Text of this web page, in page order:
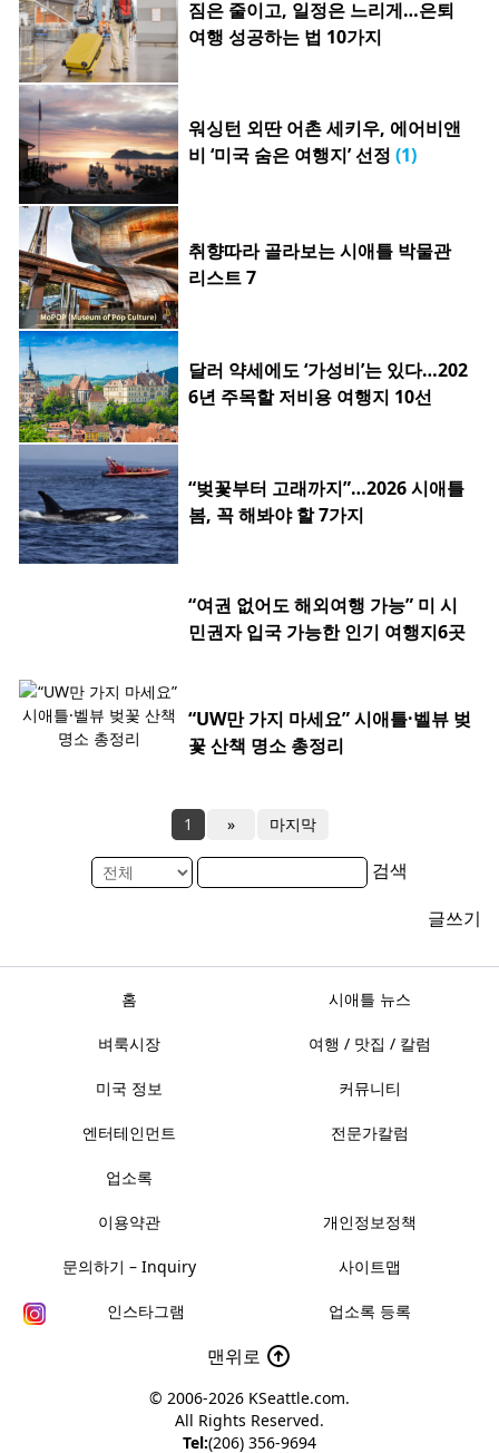
짐은 줄이고, 일정은 느리게…은퇴
여행 성공하는 법 10가지
워싱턴 외딴 어촌 세키우, 에어비앤
비 ‘미국 숨은 여행지’ 선정 (1)
취향따라 골라보는 시애틀 박물관
리스트 7
달러 약세에도 ‘가성비’는 있다…202
6년 주목할 저비용 여행지 10선
“벚꽃부터 고래까지”…2026 시애틀
봄, 꼭 해봐야 할 7가지
“여권 없어도 해외여행 가능” 미 시
민권자 입국 가능한 인기 여행지6곳
“UW만 가지 마세요” 시애틀·벨뷰 벚
꽃 산책 명소 총정리
1 » 마지막
검색
글쓰기
홈 시애틀 뉴스
벼룩시장 여행 / 맛집 / 칼럼
미국 정보 커뮤니티
엔터테인먼트 전문가칼럼
업소록
이용약관 개인정보정책
문의하기 – Inquiry 사이트맵
인스타그램 업소록 등록
맨위로
© 2006-2026 KSeattle.com.
All Rights Reserved.
Tel:(206) 356-9694